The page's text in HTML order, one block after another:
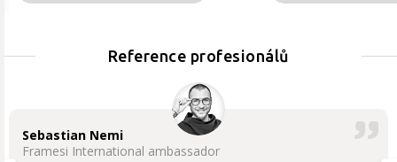
Reference profesionálů
Sebastian Nemi
Framesi International ambassador